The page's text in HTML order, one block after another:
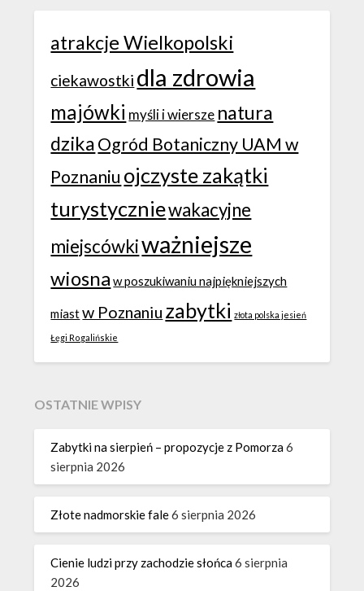
atrakcje Wielkopolski
ciekawostki dla zdrowia
majówki myśli i wiersze natura
dzikaOgród Botaniczny UAM w
Poznaniu ojczyste zakątki
turystyczniewakacyjne
miejscówkiważniejsze
wiosna w poszukiwaniu najpiękniejszych
miastw Poznaniu zabytki złota polska jesień
Łęgi Rogalińskie
OSTATNIE WPISY
Zabytki na sierpień – propozycje z Pomorza6
sierpnia 2026
Złote nadmorskie fale6 sierpnia 2026
Cienie ludzi przy zachodzie słońca6 sierpnia
2026